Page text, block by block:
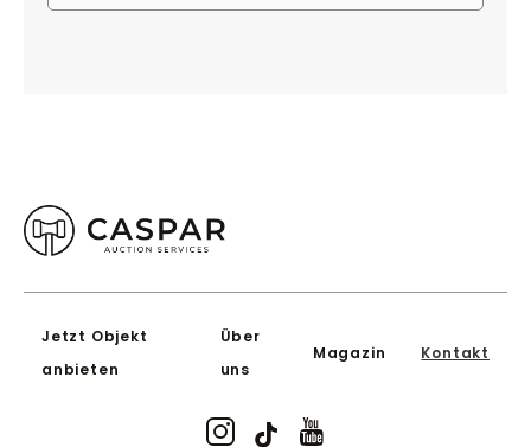
Jetzt Objekt
anbieten
Über
uns
Magazin Kontakt